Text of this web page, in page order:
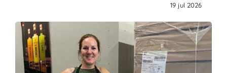
19 jul 2026